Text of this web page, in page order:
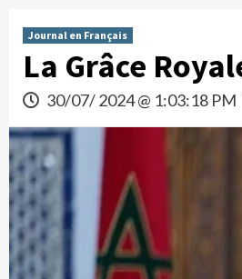
Journal en Français
La Grâce
30/07/ 2024 @ 1:03:18 PM